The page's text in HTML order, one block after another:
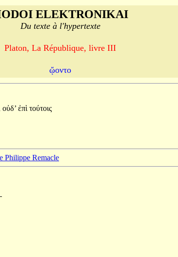
ELEKTRONIKAI
Du texte à l'hypertexte
Platon, La République, livre III
ᾤοντο
οὐδ’ ἐπὶ τούτοις
Philippe Remacle